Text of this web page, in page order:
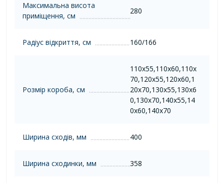
Максимальна висота
приміщення, см
280
Радіус відкриття, см 160/166
Розмір короба, см
110х55,110х60,110х
70,120х55,120х60,1
20х70,130х55,130х6
0,130х70,140х55,14
0х60,140х70
Ширина сходів, мм 400
Ширина сходинки, мм 358